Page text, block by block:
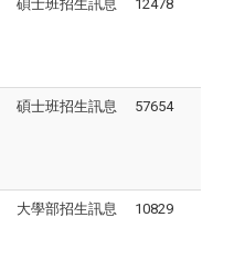
碩士班招生訊息 12478
碩士班招生訊息 57654
大學部招生訊息 10829